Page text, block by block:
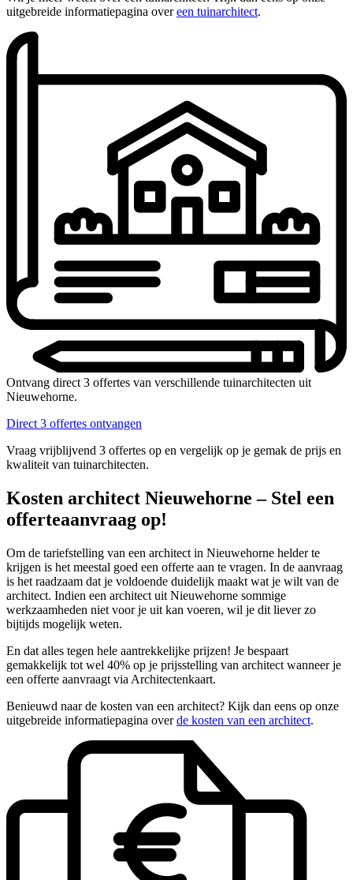
uitgebreide informatiepagina overeen tuinarchitect.
Ontvang direct 3 offertes van verschillende tuinarchitecten uit
Nieuwehorne.
Direct 3 offertes ontvangen
Vraag vrijblijvend 3 offertes op en vergelijk op je gemak de prijs en
kwaliteit van tuinarchitecten.
Kosten architect Nieuwehorne – Stel een
offerteaanvraag op!
Om de tariefstelling van een architect in Nieuwehorne helder te
krijgen is het meestal goed een offerte aan te vragen. In de aanvraag
is het raadzaam dat je voldoende duidelijk maakt wat je wilt van de
architect. Indien een architect uit Nieuwehorne sommige
werkzaamheden niet voor je uit kan voeren, wil je dit liever zo
bijtijds mogelijk weten.
En dat alles tegen hele aantrekkelijke prijzen! Je bespaart
gemakkelijk tot wel 40% op je prijsstelling van architect wanneer je
een offerte aanvraagt via Architectenkaart.
Benieuwd naar de kosten van een architect? Kijk dan eens op onze
uitgebreide informatiepagina overde kosten van een architect.